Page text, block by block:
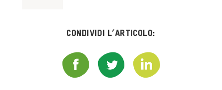
Condividi l’articolo: